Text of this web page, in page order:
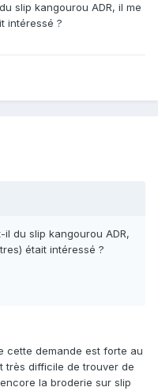
slip kangourou ADR, il me
intéressé ?
il du slip kangourou ADR,
était intéressé ?
cette demande est forte au
très difficile de trouver de
la broderie sur slip